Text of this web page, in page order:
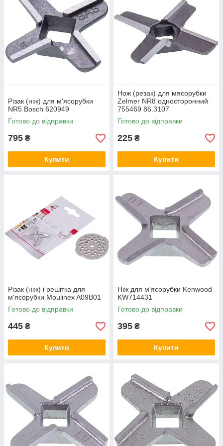
Різак (ніж) для м'ясорубки
NR5 Bosch 620949
Готово до відправки
795 ₴
Купити
Нож (резак) для мясорубки
Zelmer NR8 односторонний
755469 86.3107
Готово до відправки
225 ₴
Купити
Різак (ніж) і решітка для
м'ясорубки Moulinex A09B01
Готово до відправки
445 ₴
Купити
Ніж для м'ясорубки Kenwood
KW714431
Готово до відправки
395 ₴
Купити